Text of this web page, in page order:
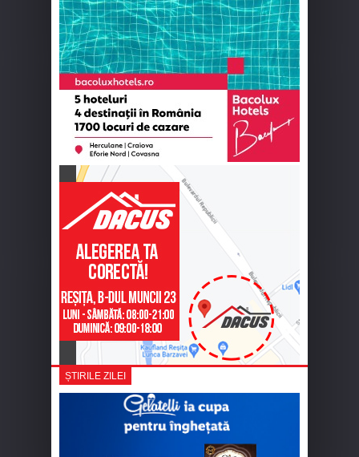
ȘTIRILE ZILEI